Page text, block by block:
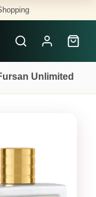
Unlimited